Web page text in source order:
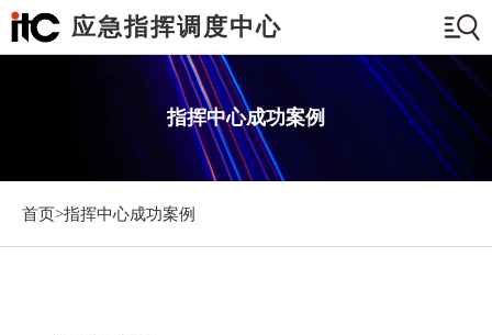
应急指挥调度中心
指挥中心成功案例
首页>指挥中心成功案例